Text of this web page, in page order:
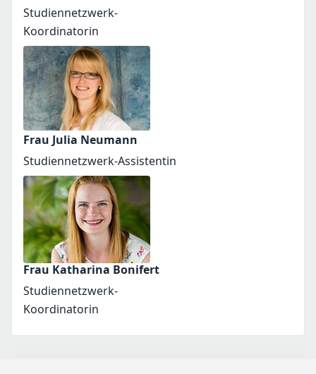
Studiennetzwerk-
Koordinatorin
Frau Julia Neumann
Studiennetzwerk-Assistentin
Frau Katharina Bonifert
Studiennetzwerk-
Koordinatorin